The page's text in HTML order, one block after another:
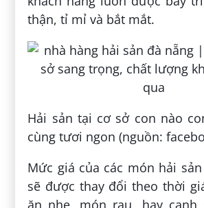
thận, tỉ mỉ và bắt mắt.
Hải sản tại cơ sở con nào
cùng tươi ngon (nguồn:
Mức giá của các món hải
sẽ được thay đổi theo thời
ăn nhẹ, món rau, hay canh